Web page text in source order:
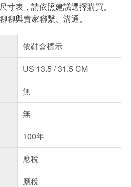
表，請依照建議選擇購買。
與賣家聯繫、溝通。
依鞋盒標示
US 13.5 / 31.5 CM
無
無
100年
應稅
應稅